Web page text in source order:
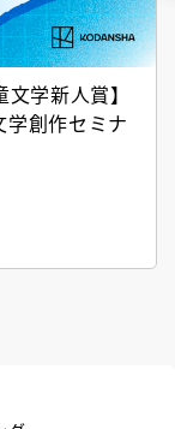
学新人賞】
創作セミナ